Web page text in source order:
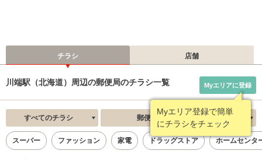
チラシ 店舗
川端駅（北海道）周辺の郵便局のチラシ一覧
Myエリア登録で簡単
にチラシをチェック
Myエリアに登録
すべてのチラシ 郵便局 新着順
スーパー ファッション 家電 ドラッグストア ホームセンタ